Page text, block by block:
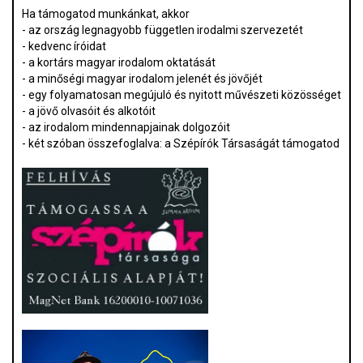
Ha támogatod munkánkat, akkor
- az ország legnagyobb független irodalmi szervezetét
- kedvenc íróidat
- a kortárs magyar irodalom oktatását
- a minőségi magyar irodalom jelenét és jövőjét
- egy folyamatosan megújuló és nyitott művészeti közösséget
- a jövő olvasóit és alkotóit
- az irodalom mindennapjainak dolgozóit
- két szóban összefoglalva: a Szépírók Társaságát támogatod